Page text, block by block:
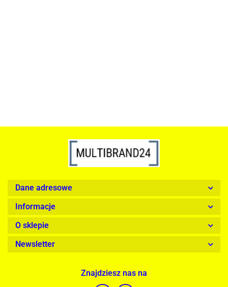
Dane adresowe
Informacje
O sklepie
Newsletter
Znajdziesz nas na